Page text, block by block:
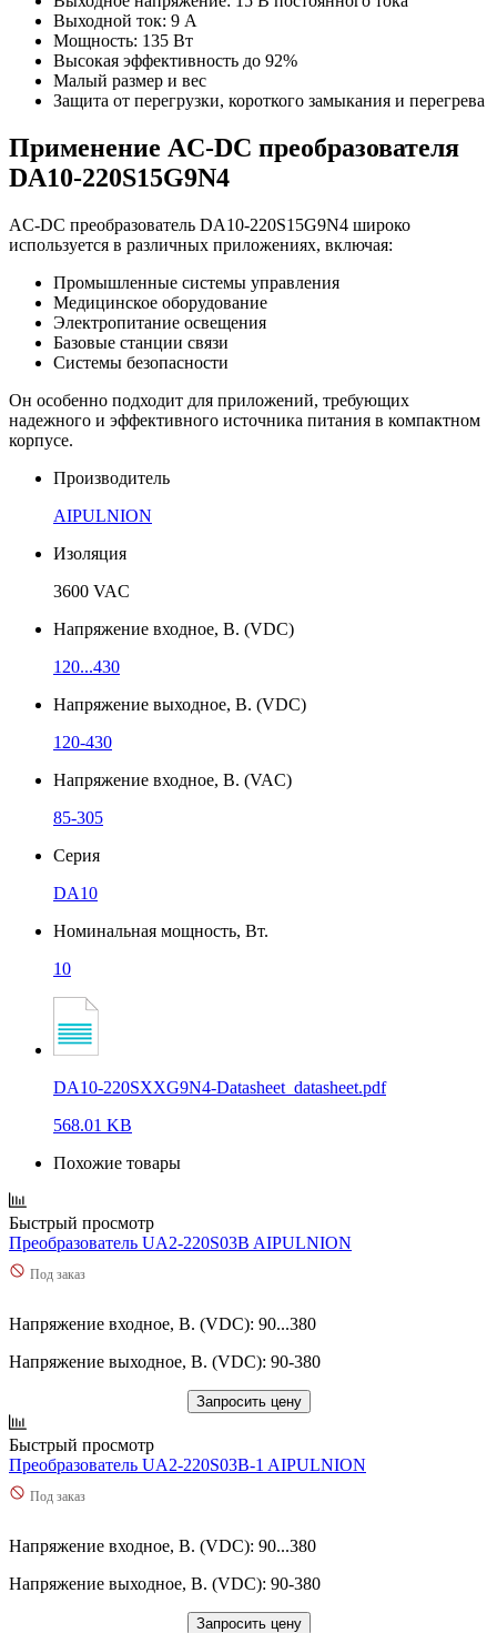
Выходной ток: 9 А
Мощность: 135 Вт
Высокая эффективность до 92%
Малый размер и вес
Защита от перегрузки, короткого замыкания и перегрева
Применение AC-DC преобразователя
DA10-220S15G9N4
AC-DC преобразователь DA10-220S15G9N4 широко
используется в различных приложениях, включая:
Промышленные системы управления
Медицинское оборудование
Электропитание освещения
Базовые станции связи
Системы безопасности
Он особенно подходит для приложений, требующих
надежного и эффективного источника питания в компактном
корпусе.
Производитель
AIPULNION
Изоляция
3600 VAC
Напряжение входное, В. (VDC)
120...430
Напряжение выходное, В. (VDC)
120-430
Напряжение входное, В. (VAC)
85-305
Серия
DA10
Номинальная мощность, Вт.
10
DA10-220SXXG9N4-Datasheet_datasheet.pdf
568.01 KB
Похожие товары
Быстрый просмотр
Преобразователь UA2-220S03B AIPULNION
Под заказ
Напряжение входное, В. (VDC): 90...380
Напряжение выходное, В. (VDC): 90-380
Запросить цену
Быстрый просмотр
Преобразователь UA2-220S03B-1 AIPULNION
Под заказ
Напряжение входное, В. (VDC): 90...380
Напряжение выходное, В. (VDC): 90-380
Запросить цену